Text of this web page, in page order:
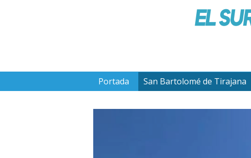
Portada San Bartolomé de Tirajana